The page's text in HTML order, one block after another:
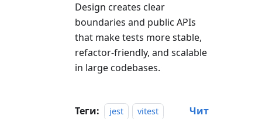
Design creates clear
boundaries and public APIs
that make tests more stable,
refactor-friendly, and scalable
in large codebases.
Теги: jest
vitest
Чит